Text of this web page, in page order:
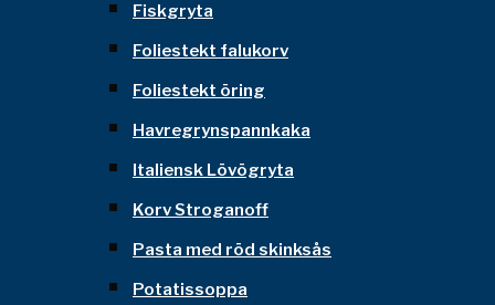
Fiskgryta
Foliestekt falukorv
Foliestekt öring
Havregrynspannkaka
Italiensk Lövögryta
Korv Stroganoff
Pasta med röd skinksås
Potatissoppa